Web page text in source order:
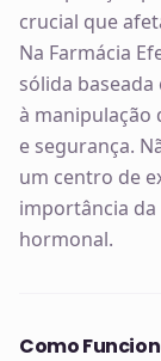
crucial que
Na Farmácia
sólida
à manipulação
e segurança.
um centro de
importância
hormonal.
Como